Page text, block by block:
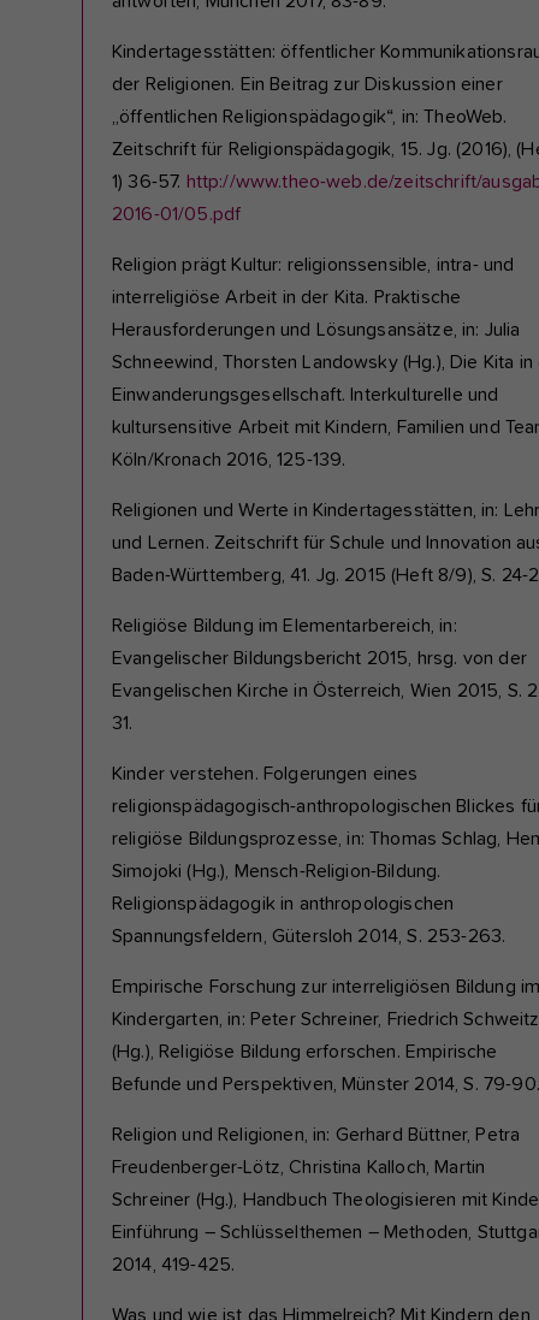
Kindertagesstätten: öffentlicher
der Religionen. Ein Beitrag zur Diskussion einer
„öffentlichen Religionspädagogik“, in: TheoWeb.
Zeitschrift für Religionspädagogik, 15. Jg. (2016),
1) 36-57. http://www.theo-web.de/zeitschrift/
2016-01/05.pdf
Religion prägt Kultur: religionssensible, intra- und
interreligiöse Arbeit in der Kita. Praktische
Herausforderungen und Lösungsansätze, in: Julia
Schneewind, Thorsten Landowsky (Hg.), Die Kita in
Einwanderungsgesellschaft. Interkulturelle und
kultursensitive Arbeit mit Kindern, Familien und
Köln/Kronach 2016, 125-139.
Religionen und Werte in Kindertagesstätten, in:
und Lernen. Zeitschrift für Schule und Innovation
Baden-Württemberg, 41. Jg. 2015 (Heft 8/9), S. 24-
Religiöse Bildung im Elementarbereich, in:
Evangelischer Bildungsbericht 2015, hrsg. von der
Evangelischen Kirche in Österreich, Wien 2015, S.
31.
Kinder verstehen. Folgerungen eines
religionspädagogisch-anthropologischen Blickes
religiöse Bildungsprozesse, in: Thomas Schlag,
Simojoki (Hg.), Mensch-Religion-Bildung.
Religionspädagogik in anthropologischen
Spannungsfeldern, Gütersloh 2014, S. 253-263.
Empirische Forschung zur interreligiösen Bildung
Kindergarten, in: Peter Schreiner, Friedrich
(Hg.), Religiöse Bildung erforschen. Empirische
Befunde und Perspektiven, Münster 2014, S. 79-90.
Religion und Religionen, in: Gerhard Büttner, Petra
Freudenberger-Lötz, Christina Kalloch, Martin
Schreiner (Hg.), Handbuch Theologisieren mit
Einführung – Schlüsselthemen – Methoden,
2014, 419-425.
Was und wie ist das Himmelreich? Mit Kindern den